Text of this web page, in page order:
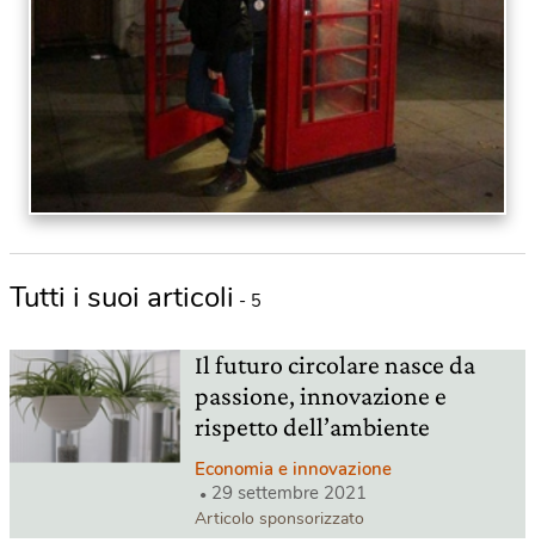
Tutti i suoi articoli - 5
Il futuro circolare nasce da
passione, innovazione e
rispetto dell’ambiente
Economia e innovazione
29 settembre 2021
Articolo sponsorizzato